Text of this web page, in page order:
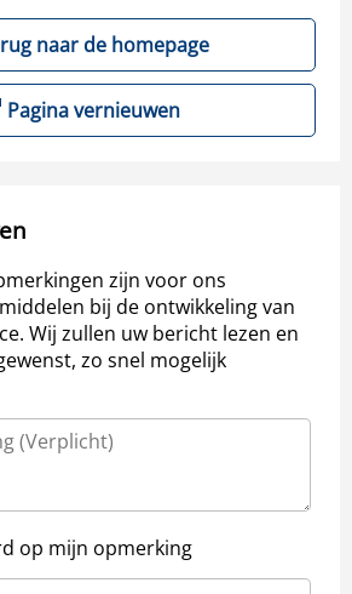
naar de homepage
Pagina vernieuwen
zijn voor ons
bij de ontwikkeling van
Wij zullen uw bericht lezen en
zo snel mogelijk
op mijn opmerking